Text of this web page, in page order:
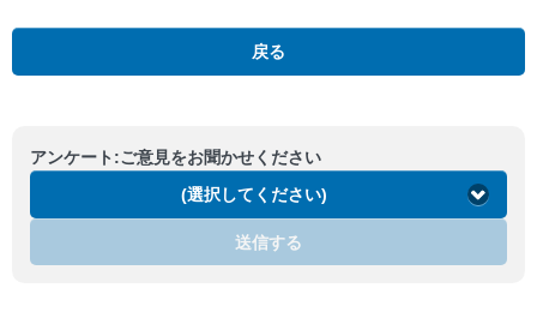
戻る
アンケート:ご意見をお聞かせください
(選択してください)
送信する